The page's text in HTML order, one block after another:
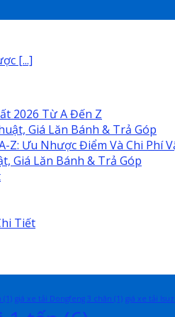
[...]
2026 Từ A Đến Z
Giá Lăn Bánh & Trả Góp
Ưu Nhược Điểm Và Chi Phí
Giá Lăn Bánh & Trả Góp
Tiết
(1) giá xe tải Dongfeng 3 chân (1) giá xe tải